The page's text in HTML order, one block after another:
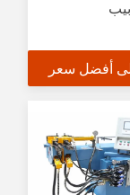
أفضل سعر